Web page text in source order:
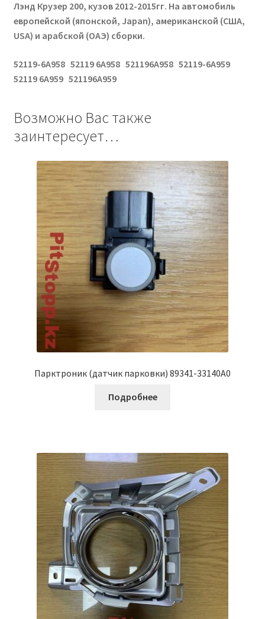
Лэнд Крузер 200, кузов 2012-2015гг. На автомобиль
европейской (японской, Japan), американской (США,
USA) и арабской (ОАЭ) сборки.
52119-6A958 52119 6A958 521196A958 52119-6A959
52119 6A959 521196A959
Возможно Вас также
заинтересует…
Парктроник (датчик парковки) 89341-33140A0
Подробнее